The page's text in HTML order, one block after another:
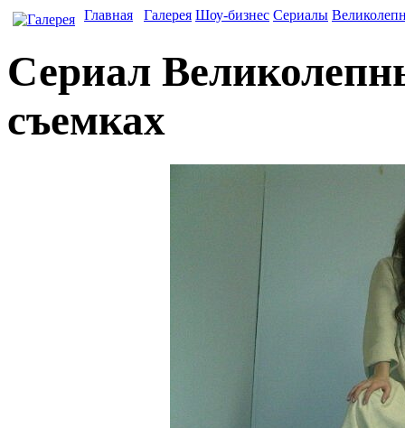
Главная Галерея Шоу-бизнес Сериалы
Сериал
съемках